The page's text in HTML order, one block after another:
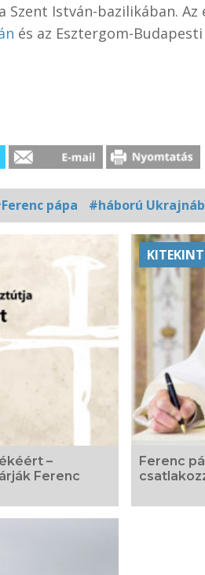
Szent István-bazilikában.
és az Esztergom-
pápa #háború
–
Ferenc
Ferenc